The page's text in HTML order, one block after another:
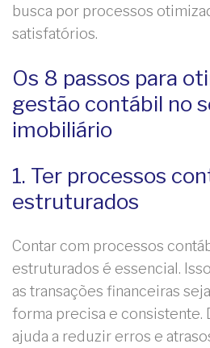
busca por processos
satisfatórios.
Os 8 passos para
gestão contábil no
imobiliário
1. Ter processos
estruturados
Contar com processos
estruturados é essencial.
as transações financeiras
forma precisa e consistente.
ajuda a reduzir erros e